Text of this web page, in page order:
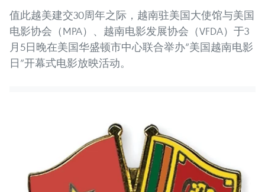
值此越美建交30周年之际，越南驻美国大使馆与美国
电影协会（MPA）、越南电影发展协会（VFDA）于3
月5日晚在美国华盛顿市中心联合举办“美国越南电影
日”开幕式电影放映活动。